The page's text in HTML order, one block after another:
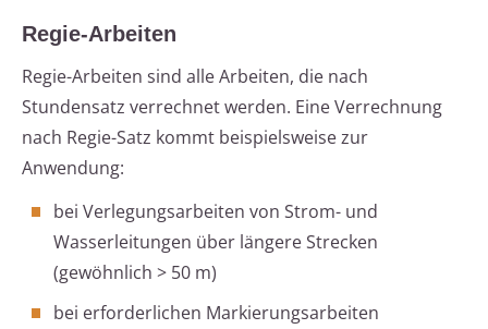
Regie-Arbeiten
Regie-Arbeiten sind alle Arbeiten, die nach
Stundensatz verrechnet werden. Eine Verrechnung
nach Regie-Satz kommt beispielsweise zur
Anwendung:
bei Verlegungsarbeiten von Strom- und
Wasserleitungen über längere Strecken
(gewöhnlich > 50 m)
bei erforderlichen Markierungsarbeiten